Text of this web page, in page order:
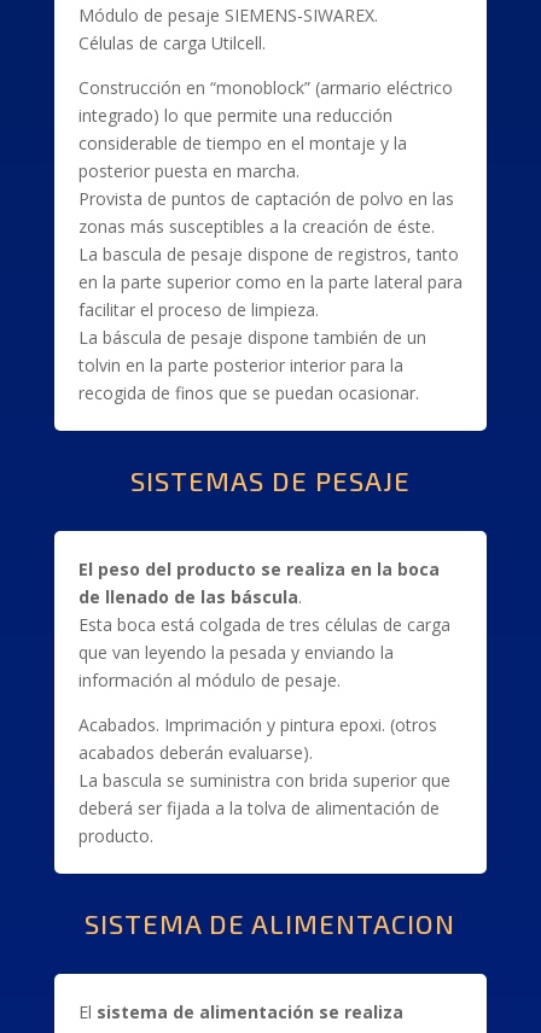
Módulo de pesaje SIEMENS-SIWAREX.
Células de carga Utilcell.
Construcción en “monoblock” (armario eléctrico
integrado) lo que permite una reducción
considerable de tiempo en el montaje y la
posterior puesta en marcha.
Provista de puntos de captación de polvo en las
zonas más susceptibles a la creación de éste.
La bascula de pesaje dispone de registros, tanto
en la parte superior como en la parte lateral para
facilitar el proceso de limpieza.
La báscula de pesaje dispone también de un
tolvin en la parte posterior interior para la
recogida de finos que se puedan ocasionar.
SISTEMAS DE PESAJE
El peso del producto se realiza en la boca
de llenado de las báscula.
Esta boca está colgada de tres células de carga
que van leyendo la pesada y enviando la
información al módulo de pesaje.
Acabados. Imprimación y pintura epoxi. (otros
acabados deberán evaluarse).
La bascula se suministra con brida superior que
deberá ser fijada a la tolva de alimentación de
producto.
SISTEMA DE ALIMENTACION
El sistema de alimentación se realiza